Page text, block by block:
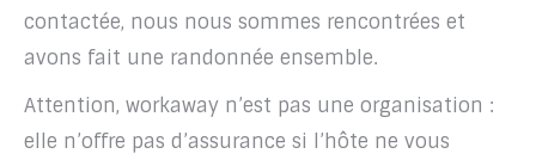
contactée, nous nous sommes rencontrées et
avons fait une randonnée ensemble.
Attention, workaway n’est pas une organisation :
elle n’offre pas d’assurance si l’hôte ne vous